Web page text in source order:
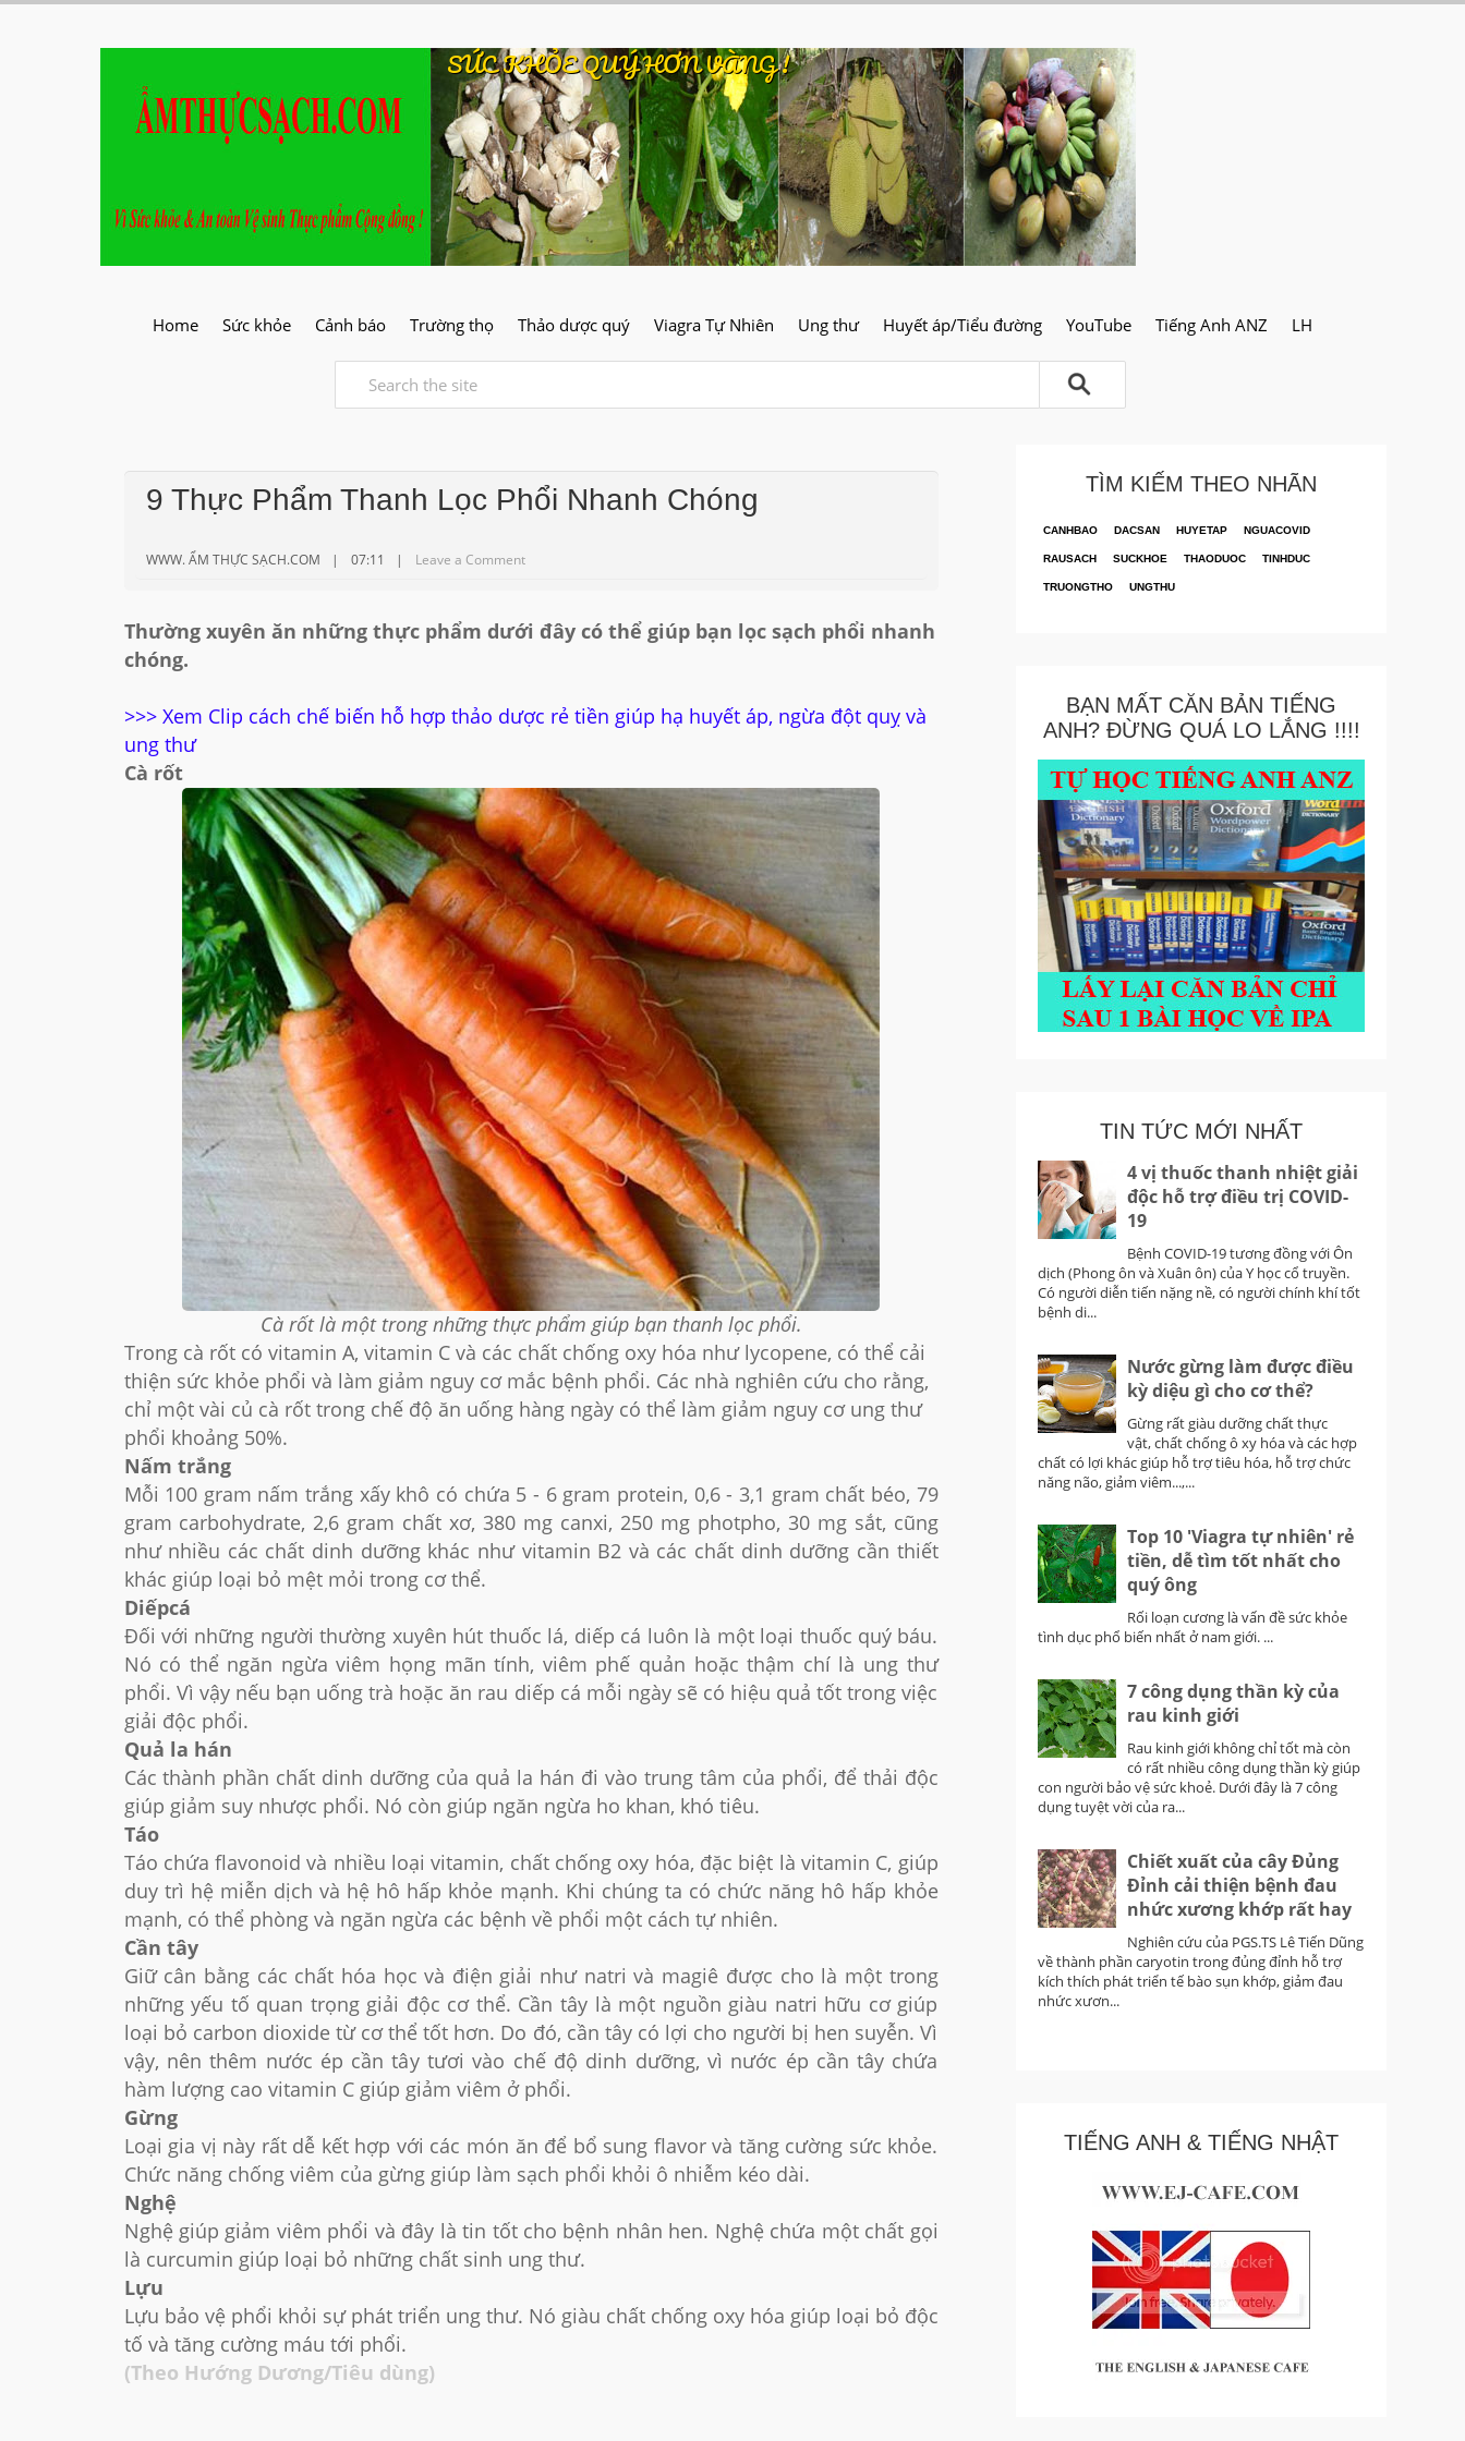
SỨC KHỎE QUÝ HƠN VÀNG !
Home Sức khỏe Cảnh báo Trường thọ Thảo dược quý Viagra Tự Nhiên Ung thư Huyết áp/Tiểu đường YouTube Tiếng Anh ANZ LH
9 Thực Phẩm Thanh Lọc Phổi Nhanh Chóng
WWW. ẨM THỰC SẠCH.COM 07:11 Leave a Comment
Thường xuyên ăn những thực phẩm dưới đây có thể giúp bạn lọc sạch phổi nhanh
chóng.
>>> Xem Clip cách chế biến hỗ hợp thảo dược rẻ tiền giúp hạ huyết áp, ngừa đột quỵ và
ung thư
Cà rốt
Cà rốt là một trong những thực phẩm giúp bạn thanh lọc phổi.
Trong cà rốt có vitamin A, vitamin C và các chất chống oxy hóa như lycopene, có thể cải
thiện sức khỏe phổi và làm giảm nguy cơ mắc bệnh phổi. Các nhà nghiên cứu cho rằng,
chỉ một vài củ cà rốt trong chế độ ăn uống hàng ngày có thể làm giảm nguy cơ ung thư
phổi khoảng 50%.
Nấm trắng
Mỗi 100 gram nấm trắng xấy khô có chứa 5 - 6 gram protein, 0,6 - 3,1 gram chất béo, 79
gram carbohydrate, 2,6 gram chất xơ, 380 mg canxi, 250 mg photpho, 30 mg sắt, cũng
như nhiều các chất dinh dưỡng khác như vitamin B2 và các chất dinh dưỡng cần thiết
khác giúp loại bỏ mệt mỏi trong cơ thể.
Diếpcá
Đối với những người thường xuyên hút thuốc lá, diếp cá luôn là một loại thuốc quý báu.
Nó có thể ngăn ngừa viêm họng mãn tính, viêm phế quản hoặc thậm chí là ung thư
phổi. Vì vậy nếu bạn uống trà hoặc ăn rau diếp cá mỗi ngày sẽ có hiệu quả tốt trong việc
giải độc phổi.
Quả la hán
Các thành phần chất dinh dưỡng của quả la hán đi vào trung tâm của phổi, để thải độc
giúp giảm suy nhược phổi. Nó còn giúp ngăn ngừa ho khan, khó tiêu.
Táo
Táo chứa flavonoid và nhiều loại vitamin, chất chống oxy hóa, đặc biệt là vitamin C, giúp
duy trì hệ miễn dịch và hệ hô hấp khỏe mạnh. Khi chúng ta có chức năng hô hấp khỏe
mạnh, có thể phòng và ngăn ngừa các bệnh về phổi một cách tự nhiên.
Cần tây
Giữ cân bằng các chất hóa học và điện giải như natri và magiê được cho là một trong
những yếu tố quan trọng giải độc cơ thể. Cần tây là một nguồn giàu natri hữu cơ giúp
loại bỏ carbon dioxide từ cơ thể tốt hơn. Do đó, cần tây có lợi cho người bị hen suyễn. Vì
vậy, nên thêm nước ép cần tây tươi vào chế độ dinh dưỡng, vì nước ép cần tây chứa
hàm lượng cao vitamin C giúp giảm viêm ở phổi.
Gừng
Loại gia vị này rất dễ kết hợp với các món ăn để bổ sung flavor và tăng cường sức khỏe.
Chức năng chống viêm của gừng giúp làm sạch phổi khỏi ô nhiễm kéo dài.
Nghệ
Nghệ giúp giảm viêm phổi và đây là tin tốt cho bệnh nhân hen. Nghệ chứa một chất gọi
là curcumin giúp loại bỏ những chất sinh ung thư.
Lựu
Lựu bảo vệ phổi khỏi sự phát triển ung thư. Nó giàu chất chống oxy hóa giúp loại bỏ độc
tố và tăng cường máu tới phổi.
(Theo Hướng Dương/Tiêu dùng)
TÌM KIẾM THEO NHÃN
CANHBAO DACSAN HUYETAP NGUACOVID
RAUSACH SUCKHOE THAODUOC TINHDUC
TRUONGTHO UNGTHU
BẠN MẤT CĂN BẢN TIẾNG
ANH? ĐỪNG QUÁ LO LẮNG !!!!
TIN TỨC MỚI NHẤT
4 vị thuốc thanh nhiệt giải
độc hỗ trợ điều trị COVID-
19
Bệnh COVID-19 tương đồng với Ôn
dịch (Phong ôn và Xuân ôn) của Y học cổ truyền.
Có người diễn tiến nặng nề, có người chính khí tốt
bệnh di...
Nước gừng làm được điều
kỳ diệu gì cho cơ thể?
Gừng rất giàu dưỡng chất thực
vật, chất chống ô xy hóa và các hợp
chất có lợi khác giúp hỗ trợ tiêu hóa, hỗ trợ chức
năng não, giảm viêm...,...
Top 10 'Viagra tự nhiên' rẻ
tiền, dễ tìm tốt nhất cho
quý ông
Rối loạn cương là vấn đề sức khỏe
tình dục phổ biến nhất ở nam giới. ...
7 công dụng thần kỳ của
rau kinh giới
Rau kinh giới không chỉ tốt mà còn
có rất nhiều công dụng thần kỳ giúp
con người bảo vệ sức khoẻ. Dưới đây là 7 công
dụng tuyệt vời của ra...
Chiết xuất của cây Đủng
Đỉnh cải thiện bệnh đau
nhức xương khớp rất hay
Nghiên cứu của PGS.TS Lê Tiến Dũng
về thành phần caryotin trong đủng đỉnh hỗ trợ
kích thích phát triển tế bào sụn khớp, giảm đau
nhức xươn...
TIẾNG ANH & TIẾNG NHẬT